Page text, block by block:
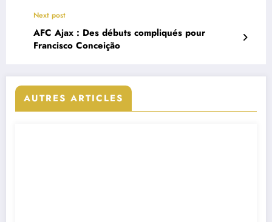
Next post
AFC Ajax : Des débuts compliqués pour
Francisco Conceição
AUTRES ARTICLES